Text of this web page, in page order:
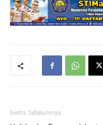
Berita Sebelumnya